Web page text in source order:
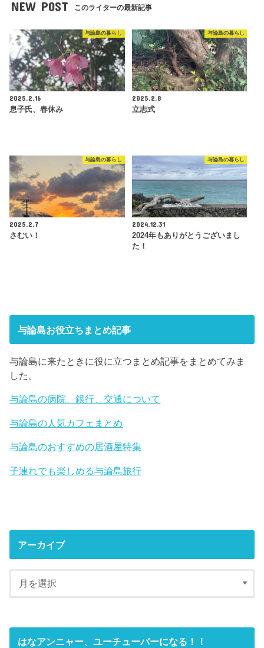
NEW POST このライターの最新記事
与論島の暮らし
2025.2.16
息子氏、春休み
与論島の暮らし
2025.2.8
立志式
与論島の暮らし
2025.2.7
さむい！
与論島の暮らし
2024.12.31
2024年もありがとうございまし
た！
与論島お役立ちまとめ記事
与論島に来たときに役に立つまとめ記事をまとめてみま
した。
与論島の病院、銀行、交通について
与論島の人気カフェまとめ
与論島のおすすめの居酒屋特集
子連れでも楽しめる与論島旅行
アーカイブ
はなアンニャー、ユーチューバーになる！！